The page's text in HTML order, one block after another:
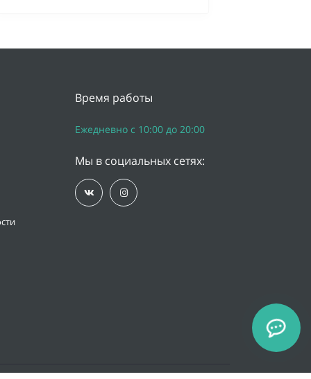
Время работы
Ежедневно с 10:00 до 20:00
Мы в социальных сетях: